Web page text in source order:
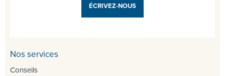
ÉCRIVEZ-NOUS
Nos services
Conseils